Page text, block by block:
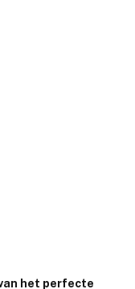
het perfecte